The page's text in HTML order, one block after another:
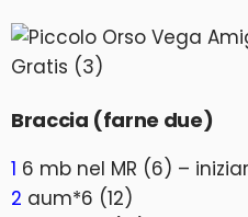
Braccia (farne due)
1 6 mb nel MR (6) –
2 aum*6 (12)